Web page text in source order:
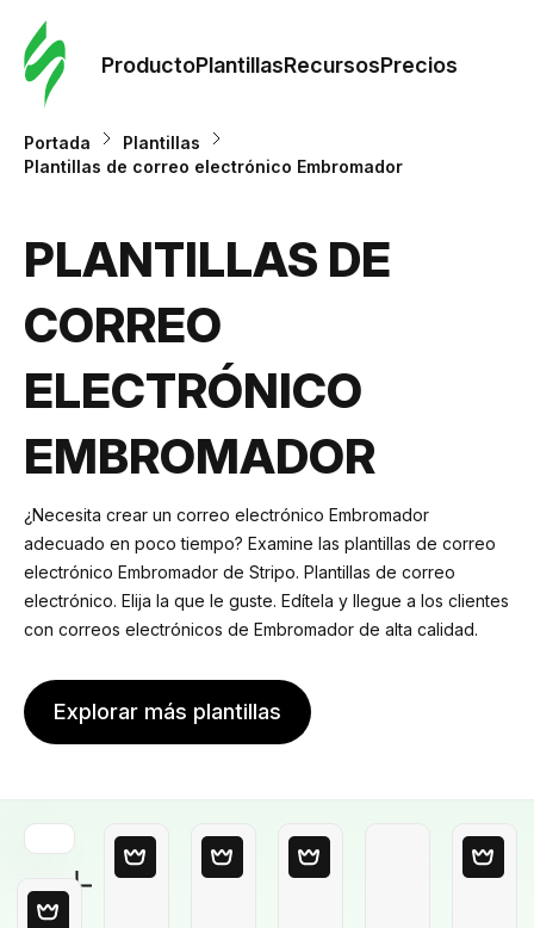
ProductoPlantillasRecursosPrecios
Portada
Plantillas
Plantillas de correo electrónico Embromador
PLANTILLAS DE
CORREO
ELECTRÓNICO
EMBROMADOR
¿Necesita crear un correo electrónico Embromador
adecuado en poco tiempo? Examine las plantillas de correo
electrónico Embromador de Stripo. Plantillas de correo
electrónico. Elija la que le guste. Edítela y llegue a los clientes
con correos electrónicos de Embromador de alta calidad.
Explorar más plantillas